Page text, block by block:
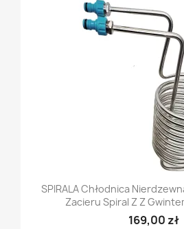
SPIRALA Chłodnica
Zacieru Spiral Z Z
169,00 zł